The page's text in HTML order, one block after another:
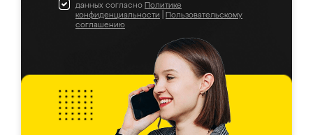
данных согласно Политике
конфиденциальности
Пользовательскому
соглашению